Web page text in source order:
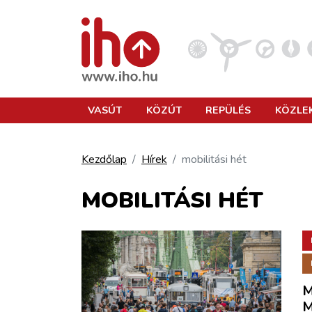
REPÜLÉS
KÖZLEKEDÉSFEJLESZTÉS
ELLÁTÁSI LÁNC
VASÚT KÖZÚT REPÜLÉS
Kezdőlap Hírek mobilitási hét
MOBILITÁSI HÉT